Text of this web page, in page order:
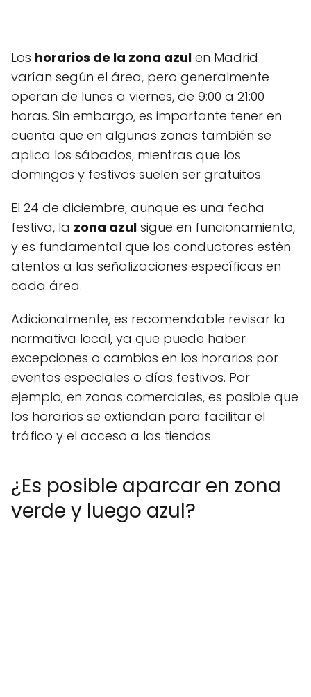
Los horarios de la zona azul en Madrid
varían según el área, pero generalmente
operan de lunes a viernes, de 9:00 a 21:00
horas. Sin embargo, es importante tener en
cuenta que en algunas zonas también se
aplica los sábados, mientras que los
domingos y festivos suelen ser gratuitos.
El 24 de diciembre, aunque es una fecha
festiva, la zona azul sigue en funcionamiento,
y es fundamental que los conductores estén
atentos a las señalizaciones específicas en
cada área.
Adicionalmente, es recomendable revisar la
normativa local, ya que puede haber
excepciones o cambios en los horarios por
eventos especiales o días festivos. Por
ejemplo, en zonas comerciales, es posible que
los horarios se extiendan para facilitar el
tráfico y el acceso a las tiendas.
¿Es posible aparcar en zona
verde y luego azul?